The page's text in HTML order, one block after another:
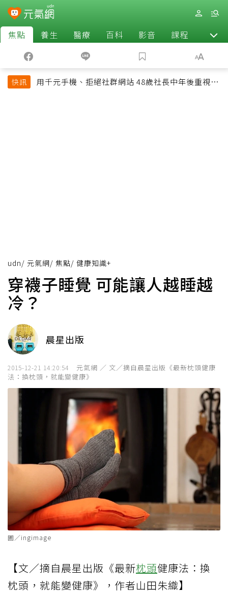
焦點 養生 醫療 百科 影音 課程 退休
快訊
用千元手機、拒絕社群網站 48歲社長中年後重視和
udn/ 元氣網/ 焦點/ 健康知識+
穿襪子睡覺 可能讓人越睡越
冷？
晨星出版
2015-12-21 14:20:54
元氣網 ／ 文／摘自晨星出版《最新枕頭健康
法：換枕頭，就能變健康》
圖／ingimage
【文／摘自晨星出版《最新枕頭健康法：換
枕頭，就能變健康》，作者山田朱織】